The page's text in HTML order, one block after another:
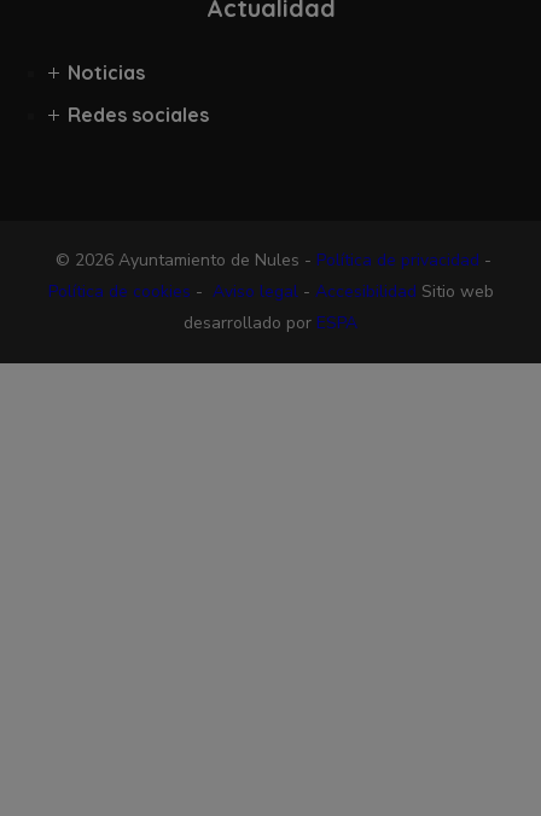
Actualidad
Noticias
Redes sociales
© 2026 Ayuntamiento de Nules - Política de privacidad -
Política de cookies - Aviso legal- Accesibilidad Sitio web
desarrollado por ESPA